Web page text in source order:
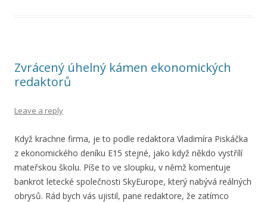
Zvrácený úhelný kámen ekonomických
redaktorů
Leave a reply
Když krachne firma, je to podle redaktora Vladimíra Piskáčka
z ekonomického deníku E15 stejné, jako když někdo vystřílí
mateřskou školu. Píše to ve sloupku, v němž komentuje
bankrot letecké společnosti SkyEurope, který nabývá reálných
obrysů. Rád bych vás ujistil, pane redaktore, že zatímco